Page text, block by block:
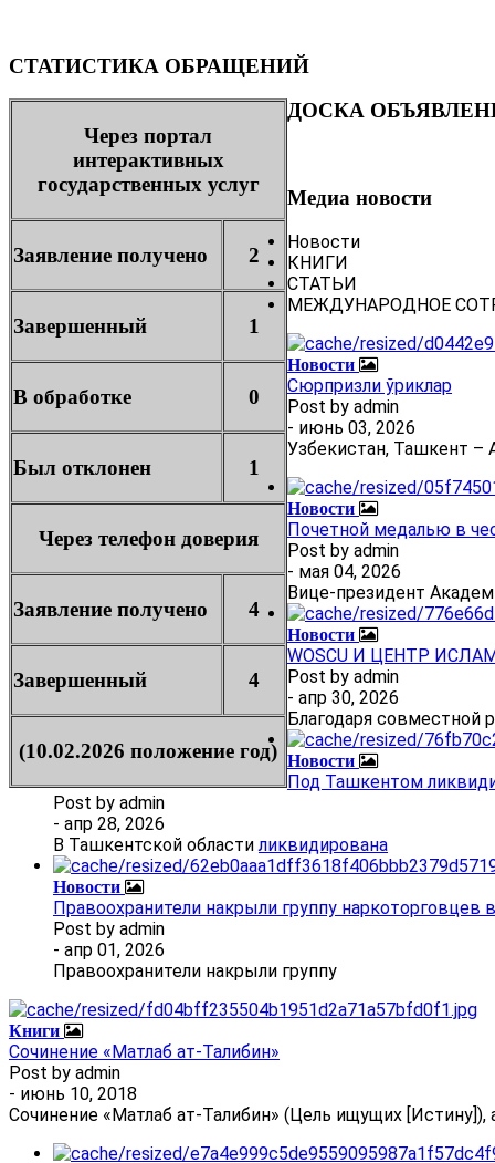
СТАТИСТИКА ОБРАЩЕНИЙ
Через портал
интерактивных
государственных услуг
Заявление получено 2
Завершенный 1
В обработке 0
Был отклонен 1
Через телефон доверия
Заявление получено 4
Завершенный 4
(10.02.2026 положение год)
ДОСКА
Медиа новости
Новости
КНИГИ
СТАТЬИ
МЕЖДУНАРОДНОЕ
Новости
Сюрпризли ўриклар
Post by admin
- июнь 03, 2026
Узбекистан, Ташкент –
Новости
Почетной медалью в
Post by admin
- мая 04, 2026
Вице-президент
Новости
WOSCU И ЦЕНТР
Post by admin
- апр 30, 2026
Благодаря совместной
Новости
Под Ташкентом
Post by admin
- апр 28, 2026
В Ташкентской области ликвидирована
Новости
Правоохранители накрыли группу
Post by admin
- апр 01, 2026
Правоохранители накрыли группу
Книги
Сочинение «Матлаб ат-Талибин»
Post by admin
- июнь 10, 2018
Сочинение «Матлаб ат-Талибин» (Цель ищущих